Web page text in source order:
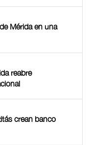
Mérida en una
reabre
crean banco